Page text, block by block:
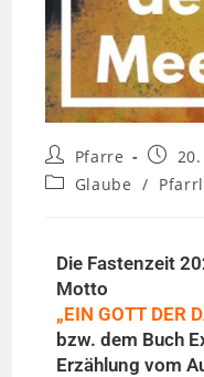
Pfarre
Glaube /
Die Fastenzeit
Motto
„EIN GOTT DER
bzw. dem Buch
Erzählung vom